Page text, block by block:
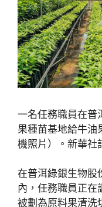
一名任務職員在普
果種苗基地給牛油
機照片）。新華社
在普洱綠銀生物股
內，任務職員正在
被劃為原料果清洗